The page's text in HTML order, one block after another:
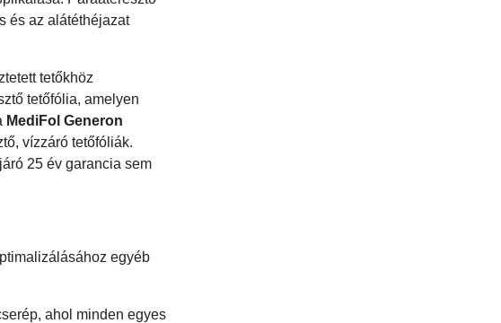
és az alátéthéjazat
tetőkhöz
tetőfólia, amelyen
MediFol Generon
vízzáró tetőfóliák.
25 év garancia sem
egyéb
ahol minden egyes